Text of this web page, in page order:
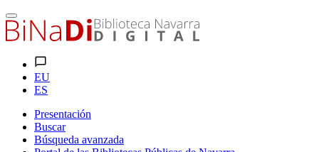
EU
ES
Presentación
Buscar
Búsqueda avanzada